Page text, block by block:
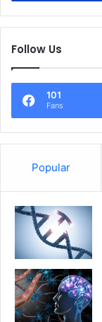
Follow Us
101
Fans
Popular